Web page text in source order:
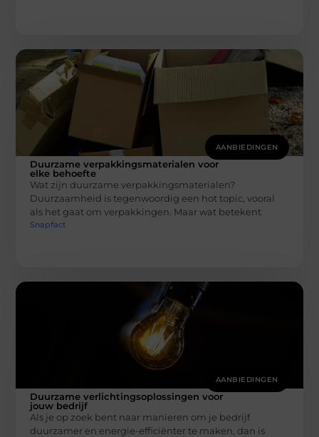
AANBIEDINGEN
Duurzame verpakkingsmaterialen voor
elke behoefte
Wat zijn duurzame verpakkingsmaterialen?
Duurzaamheid is tegenwoordig een hot topic, vooral
als het gaat om verpakkingen. Maar wat betekent
Snapfact
AANBIEDINGEN
Duurzame verlichtingsoplossingen voor
jouw bedrijf
Als je op zoek bent naar manieren om je bedrijf
duurzamer en energie-efficiënter te maken, dan is